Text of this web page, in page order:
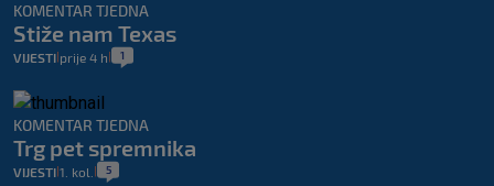
KOMENTAR TJEDNA
Stiže nam Texas
VIJESTI prije 4 h 1
KOMENTAR TJEDNA
Trg pet spremnika
VIJESTI 1. kol. 5